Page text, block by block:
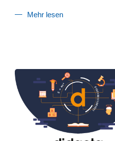
Mehr lesen